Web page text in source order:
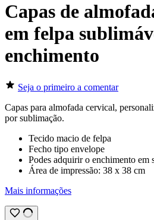
Capas de
em felpa
enchimento
Seja o primeiro a comentar
Capas para almofada cervical,
porsublimação.
Tecido macio de felpa
Fecho tipo envelope
Podes adquirir o enchimento em
Área de impressão: 38 x 38 cm
Mais informações